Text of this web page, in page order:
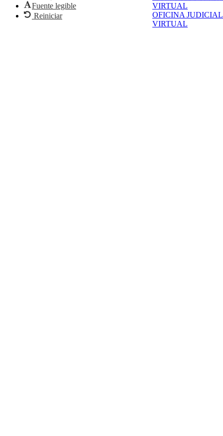
VIRTUAL
OFICINA JUDICIAL
VIRTUAL
Fuente legible
Reiniciar